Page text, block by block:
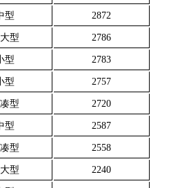
型 2872
型 2786
型 2783
型 2757
型 2720
型 2587
型 2558
型 2240